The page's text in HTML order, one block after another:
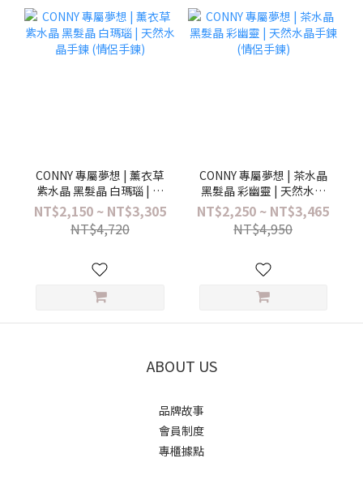
CONNY 專屬夢想 | 薰衣草
紫水晶 黑髮晶 白瑪瑙 | 天
然水晶手鍊 (情侶手鍊)
NT$2,150 ~ NT$3,305
NT$4,720
CONNY 專屬夢想 | 茶水晶
黑髮晶 彩幽靈 | 天然水晶
手鍊 (情侶手鍊)
NT$2,250 ~ NT$3,465
NT$4,950
ABOUT US
品牌故事
會員制度
專櫃據點